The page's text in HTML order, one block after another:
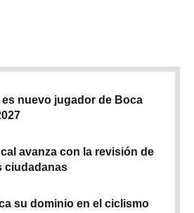
es nuevo jugador de Boca
avanza con la revisión de
ciudadanas
su dominio en el ciclismo